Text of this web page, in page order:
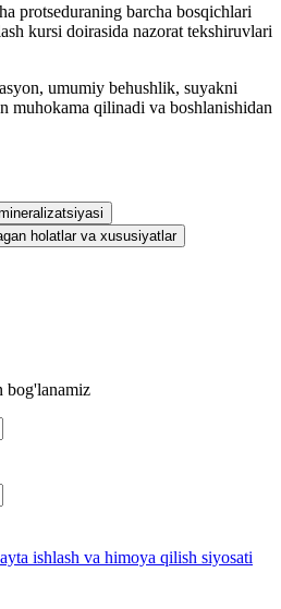
protseduraning barcha bosqichlari
kursi doirasida nazorat tekshiruvlari
umumiy behushlik, suyakni
muhokama qilinadi va boshlanishidan
holatlar va xususiyatlar
bog'lanamiz
ishlash va himoya qilish siyosati